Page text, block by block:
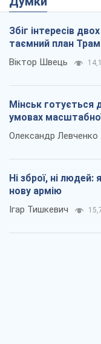
Збіг інтересів
таємний план
Віктор Швець
Мінськ готується
умовах
Олександр Левченко
Ні зброї, ні
нову армію
Ігар Тишкевич